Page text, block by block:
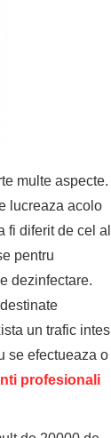
multe aspecte.
lucreaza acolo
fi diferit de cel al
pentru
dezinfectare.
un trafic intes
se efectueaza o
profesionali